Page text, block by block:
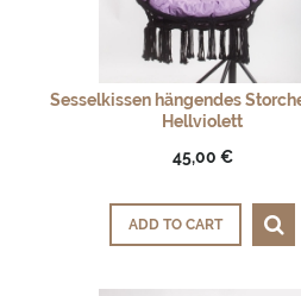
Sesselkissen hängendes
Hellviolett
45,00 €
ADD TO CART